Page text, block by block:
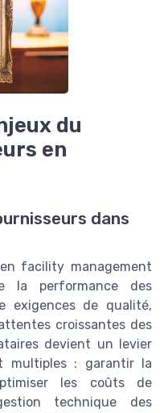
du
en
dans
facility management
performance des
exigences de qualité,
croissantes des
devient un levier
multiples : garantir la
les coûts de
technique des